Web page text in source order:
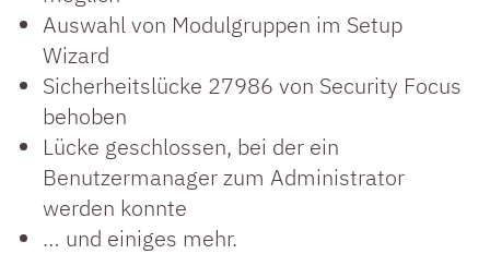
Auswahl von Modulgruppen im Setup
Wizard
Sicherheitslücke 27986 von Security Focus
behoben
Lücke geschlossen, bei der ein
Benutzermanager zum Administrator
werden konnte
… und einiges mehr.